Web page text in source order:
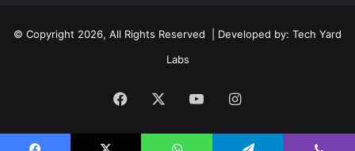
© Copyright 2026, All Rights Reserved | Developed by: Tech Yard
Labs
Facebook YouTubeInstagram